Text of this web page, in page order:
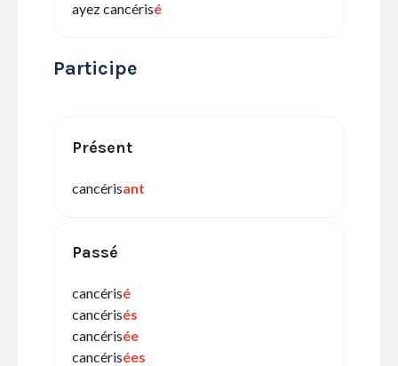
ayez cancérisé
Participe
Présent
cancérisant
Passé
cancérisé
cancérisés
cancérisée
cancérisées